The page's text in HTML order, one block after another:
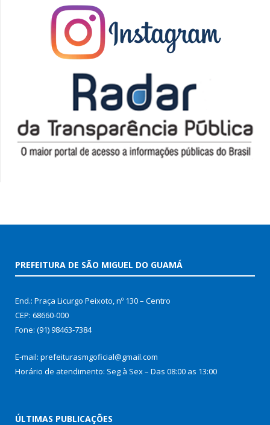
PREFEITURA DE SÃO MIGUEL DO GUAMÁ
End.: Praça Licurgo Peixoto, nº 130 – Centro
CEP: 68660-000
Fone: (91) 98463-7384
E-mail: prefeiturasmgoficial@gmail.com
Horário de atendimento: Seg à Sex – Das 08:00 as 13:00
ÚLTIMAS PUBLICAÇÕES